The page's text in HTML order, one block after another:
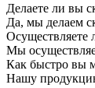
Делаете ли вы
Да, мы делаем
Осуществляете
Мы
Как быстро вы
Нашу